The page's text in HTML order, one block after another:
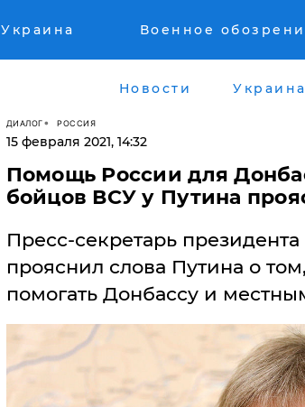
Украина Военное
Новости Украина
ДИАЛОГ РОССИЯ
15 февраля 2021, 14:32
Помощь России для
бойцов ВСУ у Путина
Пресс-секретарь
прояснил слова Путина о
помогать Донбассу и